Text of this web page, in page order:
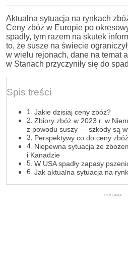
Aktualna sytuacja na rynkach
Ceny zbóż w Europie po
spadły, tym razem na skutek
to, że susze na świecie
w wielu rejonach, dane na temat
w Stanach przyczyniły się do
Spis treści
Jakie dzisiaj ceny zbóż?
Zbiory zbóż w 2023 r. w
z powodu suszy — szkody są
Perspektywy co do ceny
Niepewna sytuacja ze
i Kanadzie
W USA spadły zapasy
Jak aktualna sytuacja na
REKLAMA